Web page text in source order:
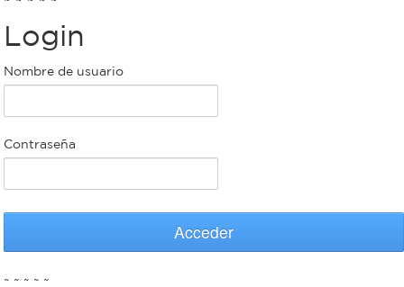
Bromatología
Rentas
Municipal
bondi
Personal
municipal
Login
Nombre de usuario
Contraseña
Acceder
~ ~ ~ ~ ~